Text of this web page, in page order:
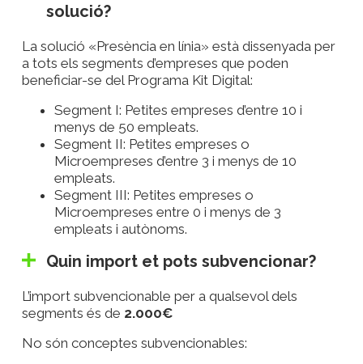
solució?
La solució «Presència en línia» està dissenyada per
a tots els segments d’empreses que poden
beneficiar-se del Programa Kit Digital:
Segment I: Petites empreses d’entre 10 i
menys de 50 empleats.
Segment II: Petites empreses o
Microempreses d’entre 3 i menys de 10
empleats.
Segment III: Petites empreses o
Microempreses entre 0 i menys de 3
empleats i autònoms.
Quin import et pots subvencionar?
L’import subvencionable per a qualsevol dels
segments és de 2.000€
No són conceptes subvencionables: